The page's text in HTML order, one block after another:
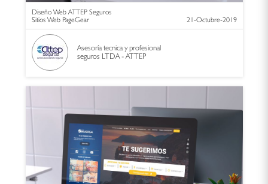
Diseño Web ATTEP Seguros
Sitios Web PageGear
21-Octubre-2019
Asesoría tecnica y profesional
seguros LTDA - ATTEP